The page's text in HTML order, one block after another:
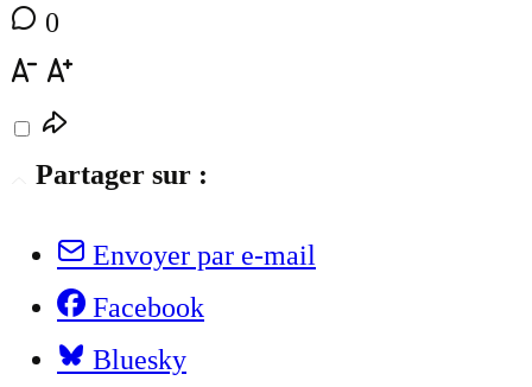
0
Partager sur :
Envoyer par e-mail
Facebook
Bluesky